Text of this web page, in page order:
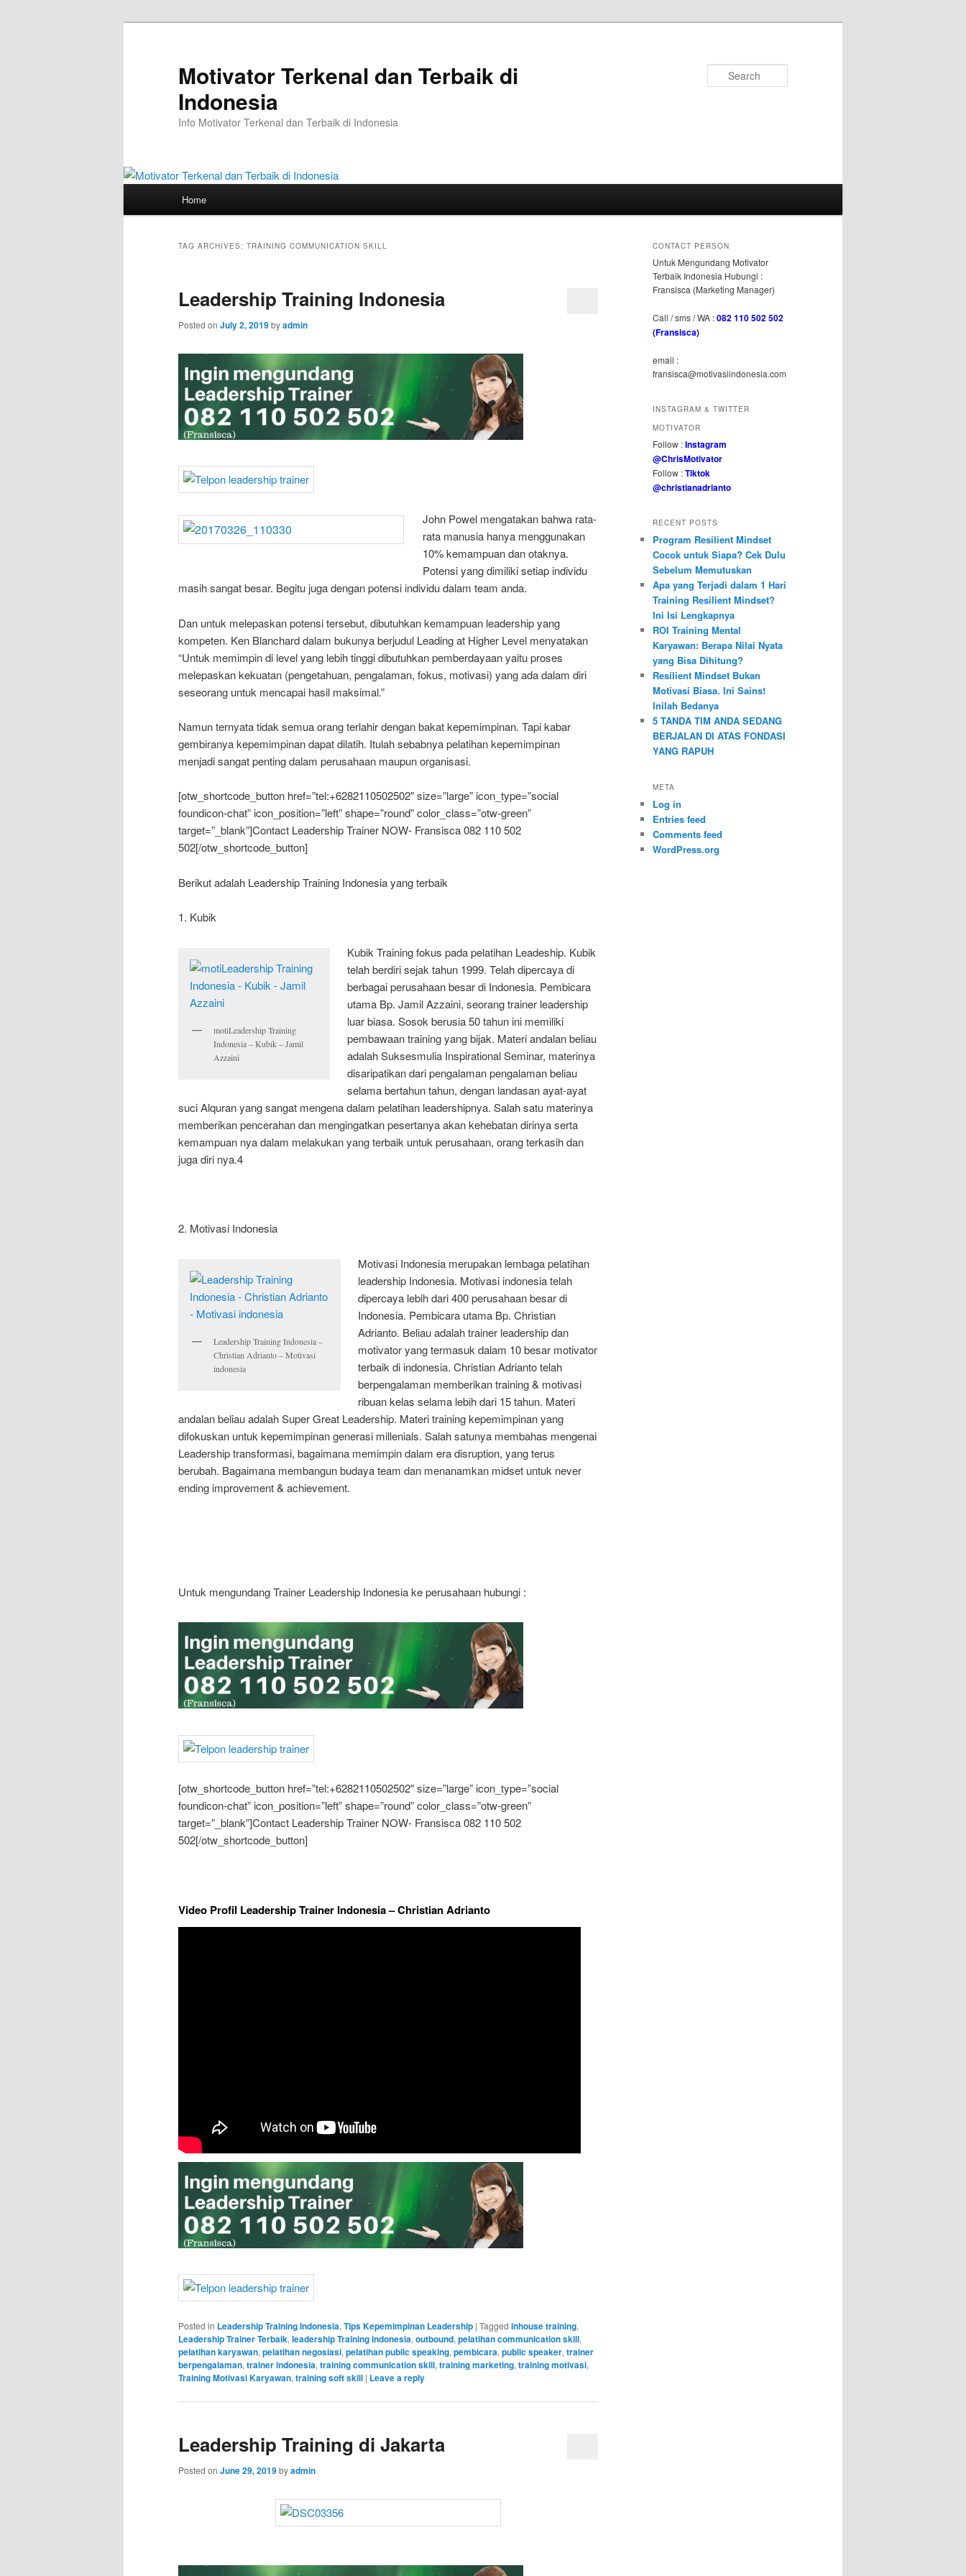
Motivator Terkenal dan Terbaik di
Indonesia
Info Motivator Terkenal dan Terbaik di Indonesia
Home
TAG ARCHIVES: TRAINING COMMUNICATION SKILL
Leadership Training Indonesia
Posted on July 2, 2019byadmin
John Powel mengatakan bahwa rata-
rata manusia hanya menggunakan
10% kemampuan dan otaknya.
Potensi yang dimiliki setiap individu
masih sangat besar. Begitu juga dengan potensi individu dalam team anda.
Dan untuk melepaskan potensi tersebut, dibutuhkan kemampuan leadership yang
kompeten. Ken Blanchard dalam bukunya berjudul Leading at Higher Level menyatakan
“Untuk memimpin di level yang lebih tinggi dibutuhkan pemberdayaan yaitu proses
melepaskan kekuatan (pengetahuan, pengalaman, fokus, motivasi) yang ada dalam diri
seseorang untuk mencapai hasil maksimal.”
Namun ternyata tidak semua orang terlahir dengan bakat kepemimpinan. Tapi kabar
gembiranya kepemimpinan dapat dilatih. Itulah sebabnya pelatihan kepemimpinan
menjadi sangat penting dalam perusahaan maupun organisasi.
[otw_shortcode_button href=”tel:+6282110502502″ size=”large” icon_type=”social
foundicon-chat” icon_position=”left” shape=”round” color_class=”otw-green”
target=”_blank”]Contact Leadership Trainer NOW- Fransisca 082 110 502
502[/otw_shortcode_button]
Berikut adalah Leadership Training Indonesia yang terbaik
1. Kubik
motiLeadership Training
Indonesia – Kubik – Jamil
Azzaini
Kubik Training fokus pada pelatihan Leadeship. Kubik
telah berdiri sejak tahun 1999. Telah dipercaya di
berbagai perusahaan besar di Indonesia. Pembicara
utama Bp. Jamil Azzaini, seorang trainer leadership
luar biasa. Sosok berusia 50 tahun ini memiliki
pembawaan training yang bijak. Materi andalan beliau
adalah Suksesmulia Inspirational Seminar, materinya
disaripatikan dari pengalaman pengalaman beliau
selama bertahun tahun, dengan landasan ayat-ayat
suci Alquran yang sangat mengena dalam pelatihan leadershipnya. Salah satu materinya
memberikan pencerahan dan mengingatkan pesertanya akan kehebatan dirinya serta
kemampuan nya dalam melakukan yang terbaik untuk perusahaan, orang terkasih dan
juga diri nya.4
2. Motivasi Indonesia
Leadership Training Indonesia –
Christian Adrianto – Motivasi
indonesia
Motivasi Indonesia merupakan lembaga pelatihan
leadership Indonesia. Motivasi indonesia telah
dipercaya lebih dari 400 perusahaan besar di
Indonesia. Pembicara utama Bp. Christian
Adrianto. Beliau adalah trainer leadership dan
motivator yang termasuk dalam 10 besar motivator
terbaik di indonesia. Christian Adrianto telah
berpengalaman memberikan training & motivasi
ribuan kelas selama lebih dari 15 tahun. Materi
andalan beliau adalah Super Great Leadership. Materi training kepemimpinan yang
difokuskan untuk kepemimpinan generasi millenials. Salah satunya membahas mengenai
Leadership transformasi, bagaimana memimpin dalam era disruption, yang terus
berubah. Bagaimana membangun budaya team dan menanamkan midset untuk never
ending improvement & achievement.
Untuk mengundang Trainer Leadership Indonesia ke perusahaan hubungi :
[otw_shortcode_button href=”tel:+6282110502502″ size=”large” icon_type=”social
foundicon-chat” icon_position=”left” shape=”round” color_class=”otw-green”
target=”_blank”]Contact Leadership Trainer NOW- Fransisca 082 110 502
502[/otw_shortcode_button]
Video Profil Leadership Trainer Indonesia – Christian Adrianto
Posted in Leadership Training Indonesia, Tips Kepemimpinan Leadership | Tagged inhouse training,
Leadership Trainer Terbaik, leadership Training indonesia, outbound, pelatihan communication skill,
pelatihan karyawan, pelatihan negosiasi, pelatihan public speaking, pembicara, public speaker, trainer
berpengalaman, trainer indonesia, training communication skill, training marketing, training motivasi,
Training Motivasi Karyawan, training soft skill | Leave a reply
Leadership Training di Jakarta
Posted on June 29, 2019byadmin
CONTACT PERSON
Untuk Mengundang Motivator
Terbaik Indonesia Hubungi :
Fransisca (Marketing Manager)
Call / sms / WA :082 110 502 502
(Fransisca)
email :
fransisca@motivasiindonesia.com
INSTAGRAM & TWITTER
MOTIVATOR
Follow :Instagram
@ChrisMotivator
Follow :Tiktok
@christianadrianto
RECENT POSTS
Program Resilient Mindset
Cocok untuk Siapa? Cek Dulu
Sebelum Memutuskan
Apa yang Terjadi dalam 1 Hari
Training Resilient Mindset?
Ini Isi Lengkapnya
ROI Training Mental
Karyawan: Berapa Nilai Nyata
yang Bisa Dihitung?
Resilient Mindset Bukan
Motivasi Biasa. Ini Sains!
Inilah Bedanya
5 TANDA TIM ANDA SEDANG
BERJALAN DI ATAS FONDASI
YANG RAPUH
META
Log in
Entries feed
Comments feed
WordPress.org